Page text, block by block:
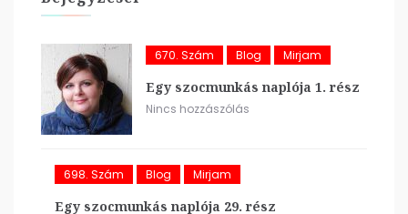
670. Szám Blog Mirjam
Egy szocmunkás naplója 1. rész
Nincs hozzászólás
698. Szám Blog Mirjam
Egy szocmunkás naplója 29. rész